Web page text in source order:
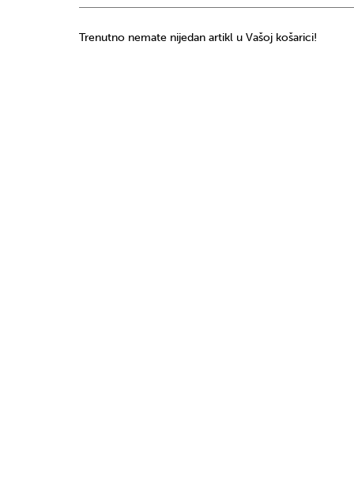
Trenutno nemate nijedan artikl u Vašoj košarici!